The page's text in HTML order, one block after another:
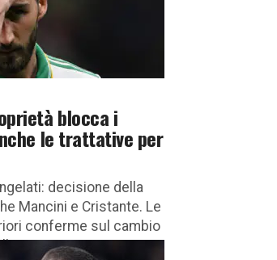
blocca i
le trattative per
decisione della
Mancini e Cristante. Le
conferme sul cambio
gestione...